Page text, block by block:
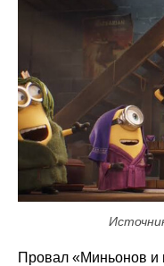
Провал «Миньонов и